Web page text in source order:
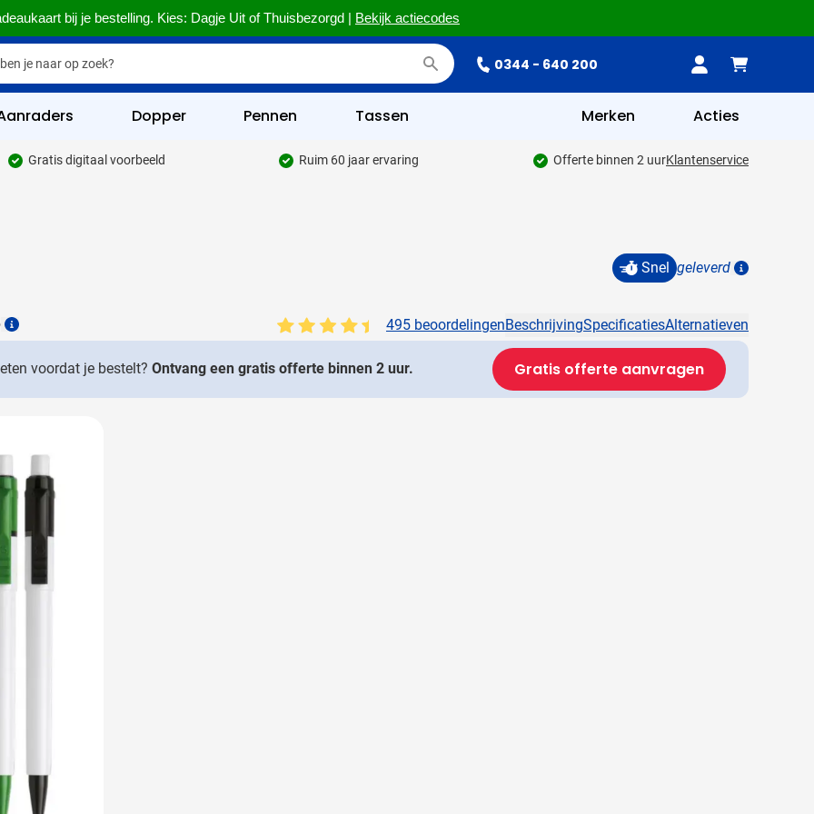
bij je bestelling. Kies: Dagje Uit of Thuisbezorgd | Bekijk actiecodes
0344 - 640 200
categorie
categorie
& Veiligheid categorie
& Tafelen categorie
categorie
categorie
Dopper Pennen Tassen Merken Acties
Gratis digitaal voorbeeld Ruim 60 jaar ervaring Offerte binnen 2 uurKlantenservice
Snel geleverd
Details
495 beoordelingenBeschrijvingSpecificatiesAlternatieven
voordat je bestelt? Ontvang een gratis offerte binnen 2 uur. Gratis offerte aanvragen